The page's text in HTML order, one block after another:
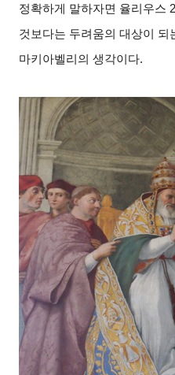
정확하게 말하자면 율리우스
것보다는 두려움의 대상이 되
마키아벨리의 생각이다.